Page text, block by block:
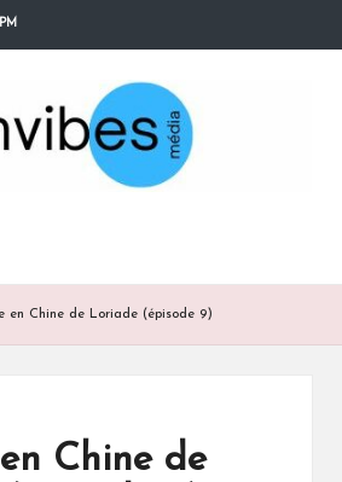
en Chine de Loriade (épisode 9)
Chine de